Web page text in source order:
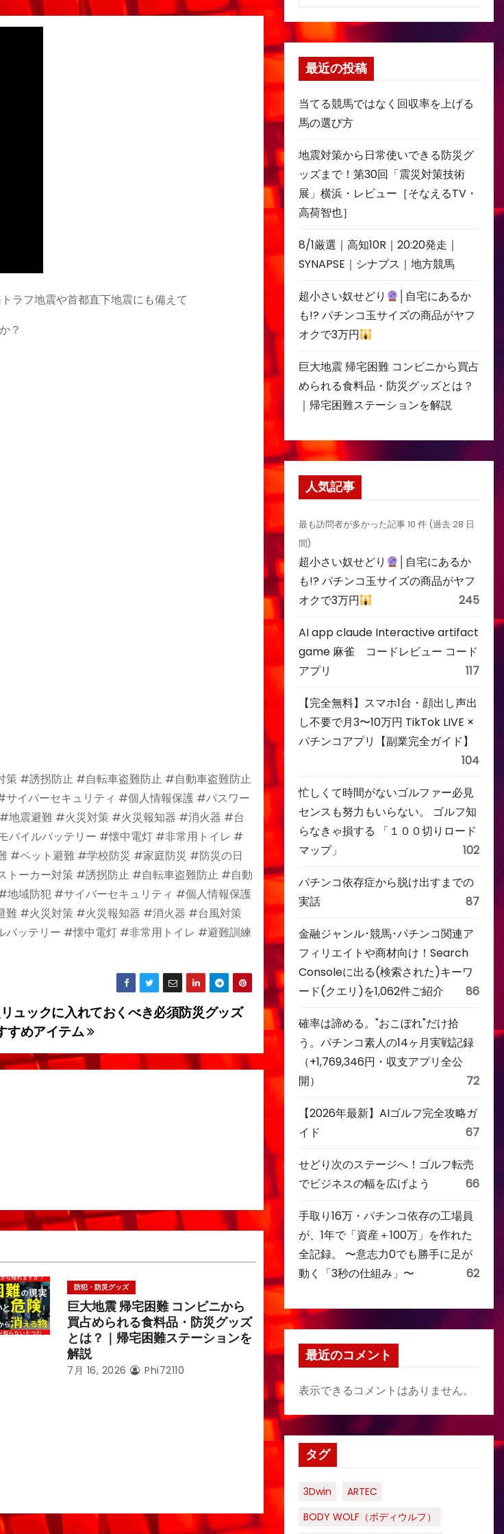
ラフ地震や首都直下地震にも備えて
？
#誘拐防止 #自転車盗難防止 #自動車盗難防止
イバーセキュリティ #個人情報保護 #パスワー
地震避難 #火災対策 #火災報知器 #消火器 #台
イルバッテリー #懐中電灯 #非常用トイレ #
#ペット避難 #学校防災 #家庭防災 #防災の日
ーカー対策 #誘拐防止 #自転車盗難防止 #自動
域防犯 #サイバーセキュリティ #個人情報保護
#火災対策 #火災報知器 #消火器 #台風対策
ッテリー #懐中電灯 #非常用トイレ #避難訓練
ュックに入れておくべき必須防災グッズ
すめアイテム
防犯・防災グッズ
巨大地震 帰宅困難 コンビニから
買占められる食料品・防災グッズ
とは？｜帰宅困難ステーションを
解説
7月 16, 2026 Phi72110
最近の投稿
当てる競馬ではなく回収率を上げる
馬の選び方
地震対策から日常使いできる防災グ
ッズまで！第30回「震災対策技術
展」横浜・レビュー［そなえるTV・
高荷智也］
8/1厳選｜高知10R｜20:20発走｜
SYNAPSE｜シナプス｜地方競馬
超小さい奴せどり
│自宅にあるか
も!? パチンコ玉サイズの商品がヤフ
オクで3万円
巨大地震 帰宅困難 コンビニから買占
められる食料品・防災グッズとは？
｜帰宅困難ステーションを解説
人気記事
最も訪問者が多かった記事 10 件 (過去 28 日
間)
超小さい奴せどり
│自宅にあるか
も!? パチンコ玉サイズの商品がヤフ
オクで3万円
245
AI app claude Interactive artifact
game 麻雀 コードレビュー コード
アプリ
117
【完全無料】スマホ1台・顔出し声出
し不要で月3〜10万円 TikTok LIVE ×
パチンコアプリ【副業完全ガイド】
104
忙しくて時間がないゴルファー必見
センスも努力もいらない。 ゴルフ知
らなきゃ損する 「１００切りロード
マップ」
102
パチンコ依存症から脱け出すまでの
実話
87
金融ジャンル･競馬･パチンコ関連ア
フィリエイトや商材向け！Search
Consoleに出る(検索された)キーワ
ード(クエリ)を1,062件ご紹介
86
確率は諦める。"おこぼれ"だけ拾
う。パチンコ素人の14ヶ月実戦記録
（+1,769,346円・収支アプリ全公
開）
72
【2026年最新】AIゴルフ完全攻略ガ
イド
67
せどり次のステージへ！ゴルフ転売
でビジネスの幅を広げよう
66
手取り16万・パチンコ依存の工場員
が、1年で「資産＋100万」を作れた
全記録。 〜意志力0でも勝手に足が
動く「3秒の仕組み」〜
62
最近のコメント
表示できるコメントはありません。
タグ
3Dwin
ARTEC
BODY WOLF（ボディウルフ）